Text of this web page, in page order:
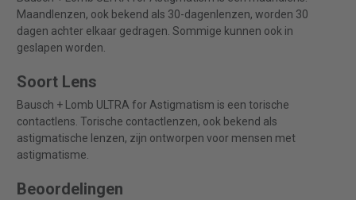
Maandlenzen, ook bekend als 30-dagenlenzen, worden 30
dagen achter elkaar gedragen. Sommige kunnen ook in
geslapen worden.
Soort Lens
Bausch + Lomb ULTRA for Astigmatism is een torische
contactlens. Torische contactlenzen, ook bekend als
astigmatische lenzen, zijn ontworpen voor mensen met
astigmatisme.
Beoordelingen